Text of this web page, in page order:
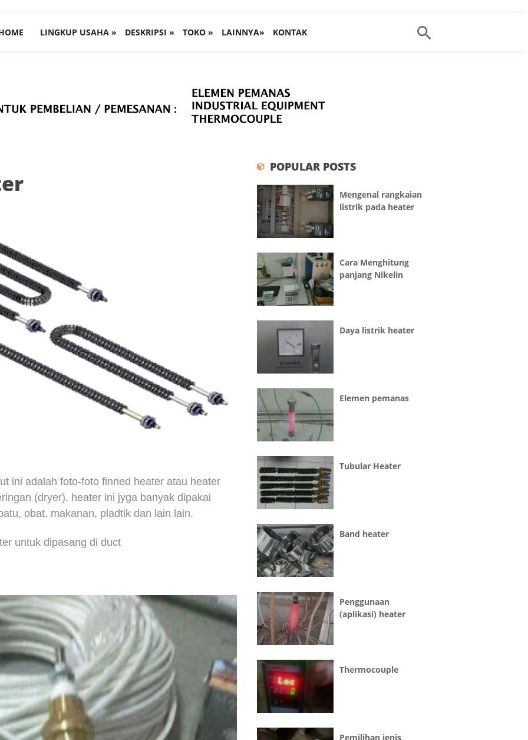
LINGKUP USAHA » DESKRIPSI » TOKO » LAINNYA» KONTAK
ini adalah foto-foto finned heater atau heater
(dryer). heater ini jyga banyak dipakai
obat, makanan, pladtik dan lain lain.
untuk dipasang di duct
POPULAR POSTS
Mengenal rangkaian
listrik pada heater
Cara Menghitung
panjang Nikelin
Daya listrik heater
Elemen pemanas
Tubular Heater
Band heater
Penggunaan
(aplikasi) heater
Thermocouple
Pemilihan jenis